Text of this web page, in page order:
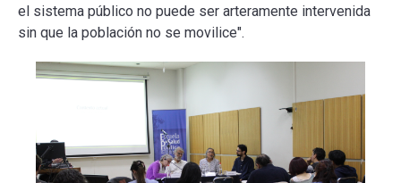
el sistema público no puede ser arteramente intervenida
sin que la población no se movilice".